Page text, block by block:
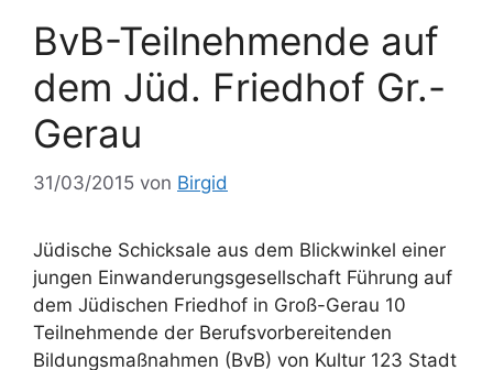
BvB-Teilnehmende auf
dem Jüd. Friedhof Gr.-
Gerau
31/03/2015 von Birgid
Jüdische Schicksale aus dem Blickwinkel einer
jungen Einwanderungsgesellschaft Führung auf
dem Jüdischen Friedhof in Groß-Gerau 10
Teilnehmende der Berufsvorbereitenden
Bildungsmaßnahmen (BvB) von Kultur 123 Stadt